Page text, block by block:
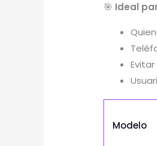
🎯 Ideal
Modelo